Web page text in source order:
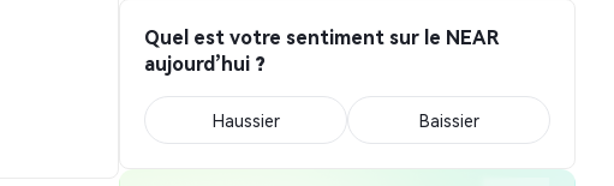
Quel est votre sentiment sur le NEAR
aujourd’hui ?
Haussier Baissier